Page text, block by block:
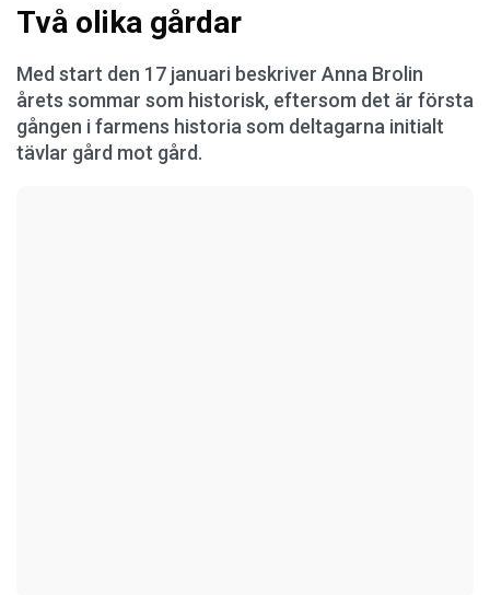
Två olika gårdar
Med start den 17 januari beskriver Anna Brolin
årets sommar som historisk, eftersom det är första
gången i farmens historia som deltagarna initialt
tävlar gård mot gård.